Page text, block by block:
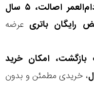
گارانتی مادام‌العمر اصالت، ۵ سال
عرضه
۳۰ روز مهلت بازگشت، امکان خرید
، خریدی مطمئن و بدون